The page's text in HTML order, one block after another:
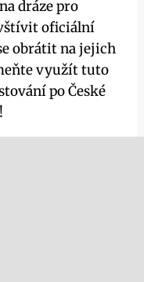
dráze pro
oficiální
obrátit na jejich
využít tuto
po České